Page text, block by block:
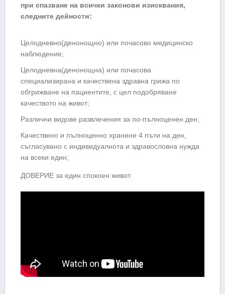
при спазване на всички законови изисквания,
следните дейности:
Целодневно(денонощнo) или почасово медицинско
наблюдение;
Целодневна(денонощна) или почасова
специализирана и качествена здравна грижа по
обгрижване на пациентите, с цел подобряване
качеството на живот;
Различни видове развлечения за по-пълноценен ден;
Качествено и пълноценно хранене 4 пъти на ден,
съгласувано с индивидуалнота и здравословна нужда
на всеки един;
ДОВЕРИЕ за един спокоен живот.